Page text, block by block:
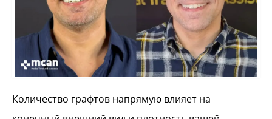
Количество графтов напрямую влияет на